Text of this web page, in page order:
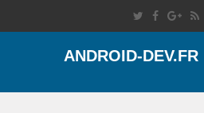
ANDROID-DEV.FR